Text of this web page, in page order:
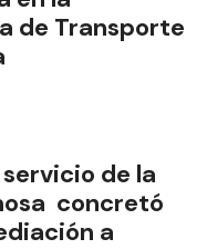
de Transporte
de la
concretó
a